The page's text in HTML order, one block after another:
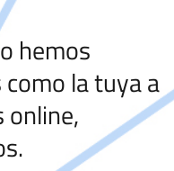
hemos
la tuya a